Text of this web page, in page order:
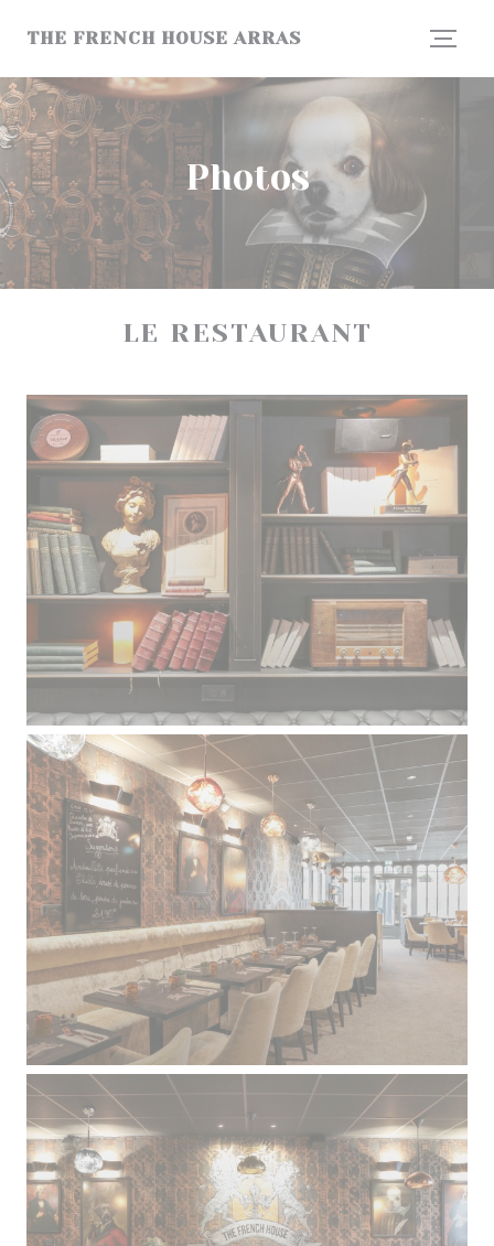
THE FRENCH HOUSE ARRAS
Photos
LE RESTAURANT